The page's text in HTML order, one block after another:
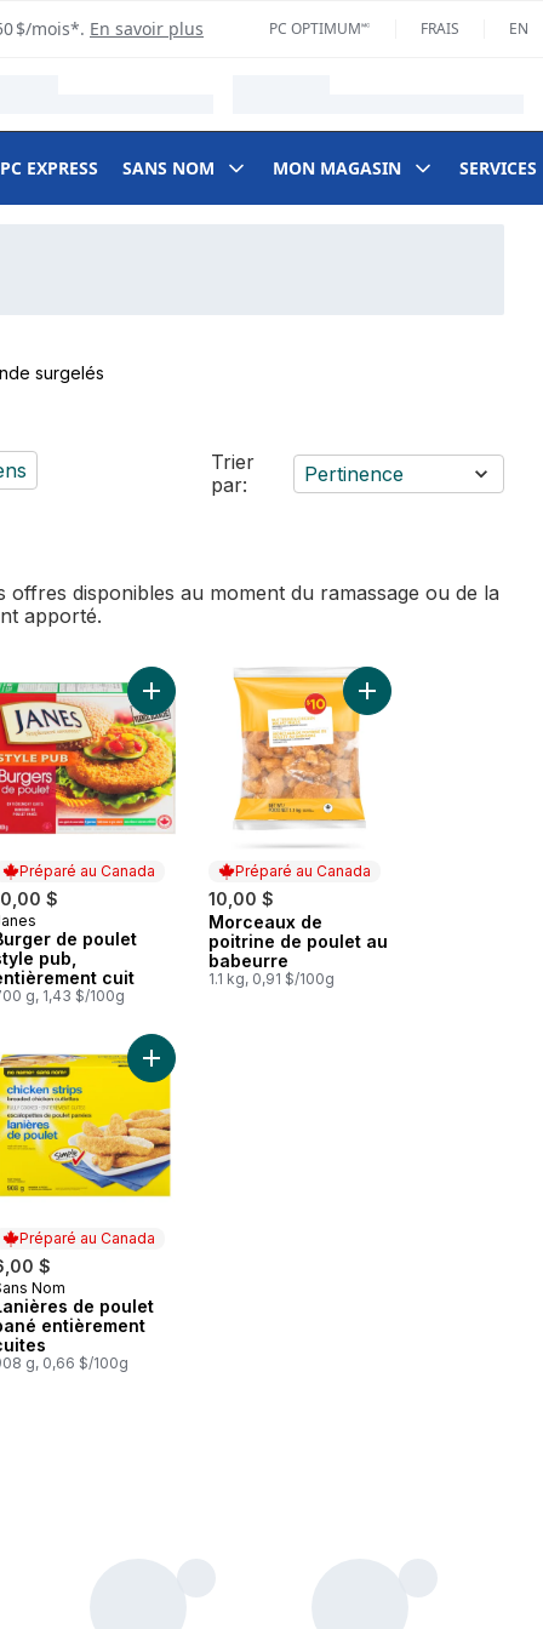
$/mois*. En savoir plus PC OPTIMUM🅪 FRAIS EN
EXPRESS SANS NOM MON MAGASIN SERVICES
surgelés
Trier
par:
Pertinence
disponibles au moment du ramassage ou de la
apporté.
entièrement cuites au panier
de poulet au panier
Préparé au Canada
$
au Canada
de poulet
pub,
cuit
g, 1,43 $/100g
Ajouter Burger de poulet style pub, entièrement
Préparé au Canada
10,00 $
Préparé au Canada
Morceaux de
poitrine de poulet au
babeurre
1.1 kg, 0,91 $/100g
Ajouter Morceaux de
blanche panée dino au panier
de poulet au panier
Préparé au Canada
$
au Canada
Nom
de poulet
entièrement
g, 0,66 $/100g
Ajouter Lanières de poulet pané entièrement